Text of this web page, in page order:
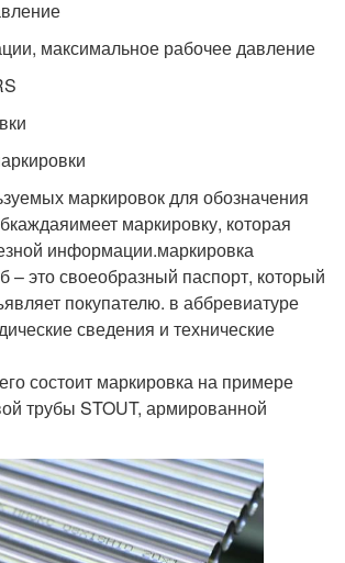
максимальное рабочее давление
маркировок для обозначения
маркировку, которая
информации.маркировка
– это своеобразный паспорт, который
покупателю. в аббревиатуре
сведения и технические
состоит маркировка на примере
трубы STOUT, армированной